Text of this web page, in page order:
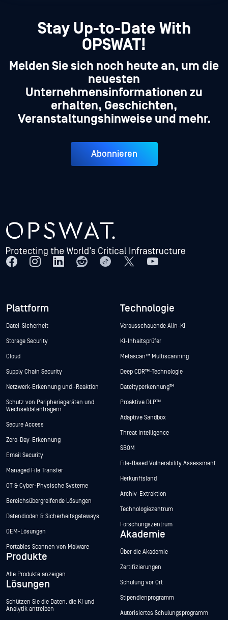
Stay Up-to-Date With
OPSWAT!
Melden Sie sich noch heute an, um die
neuesten
Unternehmensinformationen zu
erhalten, Geschichten,
Veranstaltungshinweise und mehr.
Abonnieren
Plattform
Datei-Sicherheit
Storage Security
Cloud
Supply Chain Security
Netzwerk-Erkennung und -Reaktion
Schutz von Peripheriegeräten und
Wechseldatenträgern
Secure Access
Zero-Day-Erkennung
Email Security
Managed File Transfer
OT & Cyber-Physische Systeme
Bereichsübergreifende Lösungen
Datendioden & Sicherheitsgateways
OEM-Lösungen
Portables Scannen von Malware
Produkte
Alle Produkte anzeigen
Lösungen
Schützen Sie die Daten, die KI und
Analytik antreiben
Technologie
Vorausschauende Alin-KI
KI-Inhaltsprüfer
Metascan™ Multiscanning
Deep CDR™-Technologie
Dateityperkennung™
Proaktive DLP™
Adaptive Sandbox
Threat Intelligence
SBOM
File-Based Vulnerability Assessment
Herkunftsland
Archiv-Extraktion
Technologiezentrum
Forschungszentrum
Akademie
Über die Akademie
Zertifizierungen
Schulung vor Ort
Stipendienprogramm
Autorisiertes Schulungsprogramm